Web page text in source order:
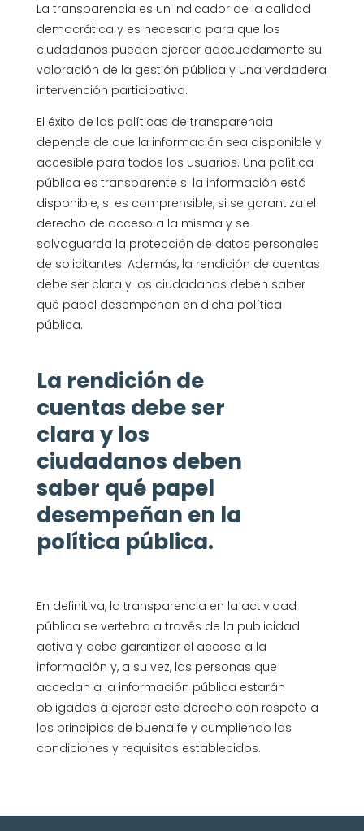
La transparencia es un indicador de la calidad
democrática y es necesaria para que los
ciudadanos puedan ejercer adecuadamente su
valoración de la gestión pública y una verdadera
intervención participativa.
El éxito de las políticas de transparencia
depende de que la información sea disponible y
accesible para todos los usuarios. Una política
pública es transparente si la información está
disponible, si es comprensible, si se garantiza el
derecho de acceso a la misma y se
salvaguarda la protección de datos personales
de solicitantes. Además, la rendición de cuentas
debe ser clara y los ciudadanos deben saber
qué papel desempeñan en dicha política
pública.
La rendición de
cuentas debe ser
clara y los
ciudadanos deben
saber qué papel
desempeñan en la
política pública.
En definitiva, la transparencia en la actividad
pública se vertebra a través de la publicidad
activa y debe garantizar el acceso a la
información y, a su vez, las personas que
accedan a la información pública estarán
obligadas a ejercer este derecho con respeto a
los principios de buena fe y cumpliendo las
condiciones y requisitos establecidos.